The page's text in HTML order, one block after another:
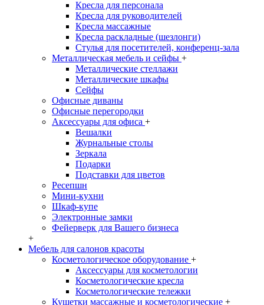
Кресла для персонала
Кресла для руководителей
Кресла массажные
Кресла раскладные (шезлонги)
Стулья для посетителей, конференц-зала
Металлическая мебель и сейфы +
Металлические стеллажи
Металлические шкафы
Сейфы
Офисные диваны
Офисные перегородки
Аксессуары для офиса +
Вешалки
Журнальные столы
Зеркала
Подарки
Подставки для цветов
Ресепшн
Мини-кухни
Шкаф-купе
Электронные замки
Фейерверк для Вашего бизнеса
+
Мебель для салонов красоты
Косметологическое оборудование +
Аксессуары для косметологии
Косметологические кресла
Косметологические тележки
Кушетки массажные и косметологические +